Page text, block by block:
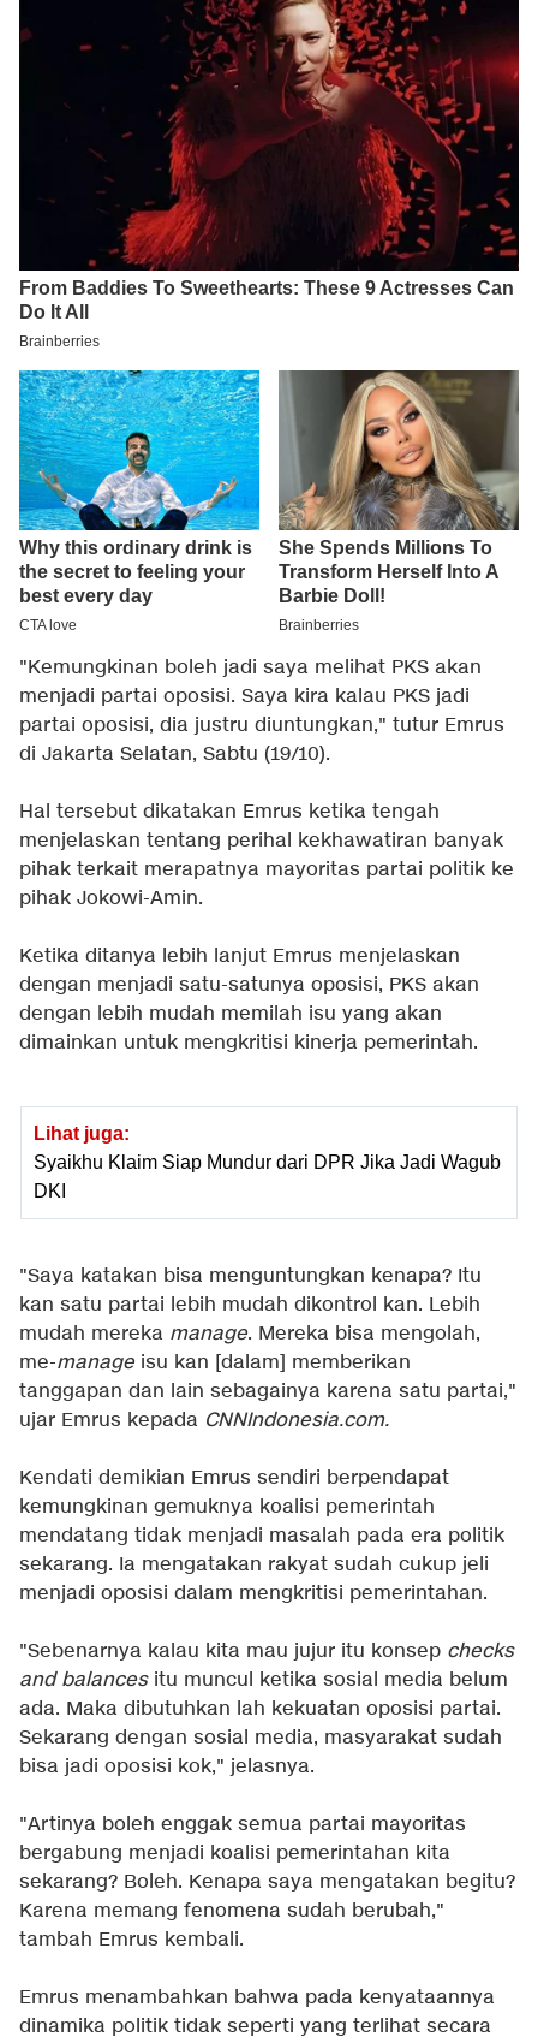
"Kemungkinan boleh jadi saya melihat PKS akan
menjadi partai oposisi. Saya kira kalau PKS jadi
partai oposisi, dia justru diuntungkan," tutur Emrus
di Jakarta Selatan, Sabtu (19/10).
Hal tersebut dikatakan Emrus ketika tengah
menjelaskan tentang perihal kekhawatiran banyak
pihak terkait merapatnya mayoritas partai politik ke
pihak Jokowi-Amin.
Ketika ditanya lebih lanjut Emrus menjelaskan
dengan menjadi satu-satunya oposisi, PKS akan
dengan lebih mudah memilah isu yang akan
dimainkan untuk mengkritisi kinerja pemerintah.
Lihat juga:
Syaikhu Klaim Siap Mundur dari DPR Jika Jadi Wagub
DKI
"Saya katakan bisa menguntungkan kenapa? Itu
kan satu partai lebih mudah dikontrol kan. Lebih
mudah mereka manage. Mereka bisa mengolah,
me-manage isu kan [dalam] memberikan
tanggapan dan lain sebagainya karena satu partai,"
ujar Emrus kepada CNNIndonesia.com.
Kendati demikian Emrus sendiri berpendapat
kemungkinan gemuknya koalisi pemerintah
mendatang tidak menjadi masalah pada era politik
sekarang. Ia mengatakan rakyat sudah cukup jeli
menjadi oposisi dalam mengkritisi pemerintahan.
"Sebenarnya kalau kita mau jujur itu konsep checks
and balancesitu muncul ketika sosial media belum
ada. Maka dibutuhkan lah kekuatan oposisi partai.
Sekarang dengan sosial media, masyarakat sudah
bisa jadi oposisi kok," jelasnya.
"Artinya boleh enggak semua partai mayoritas
bergabung menjadi koalisi pemerintahan kita
sekarang? Boleh. Kenapa saya mengatakan begitu?
Karena memang fenomena sudah berubah,"
tambah Emrus kembali.
Emrus menambahkan bahwa pada kenyataannya
dinamika politik tidak seperti yang terlihat secara